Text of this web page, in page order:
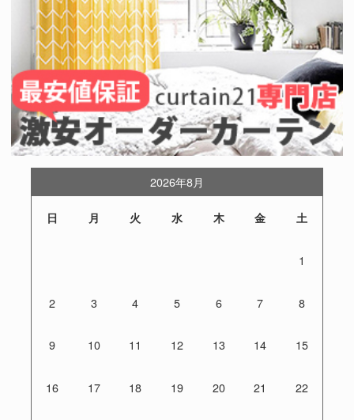
2026年8月
日 月 火 水 木 金 土
1
2 3 4 5 6 7 8
9 10 11 12 13 14 15
16 17 18 19 20 21 22